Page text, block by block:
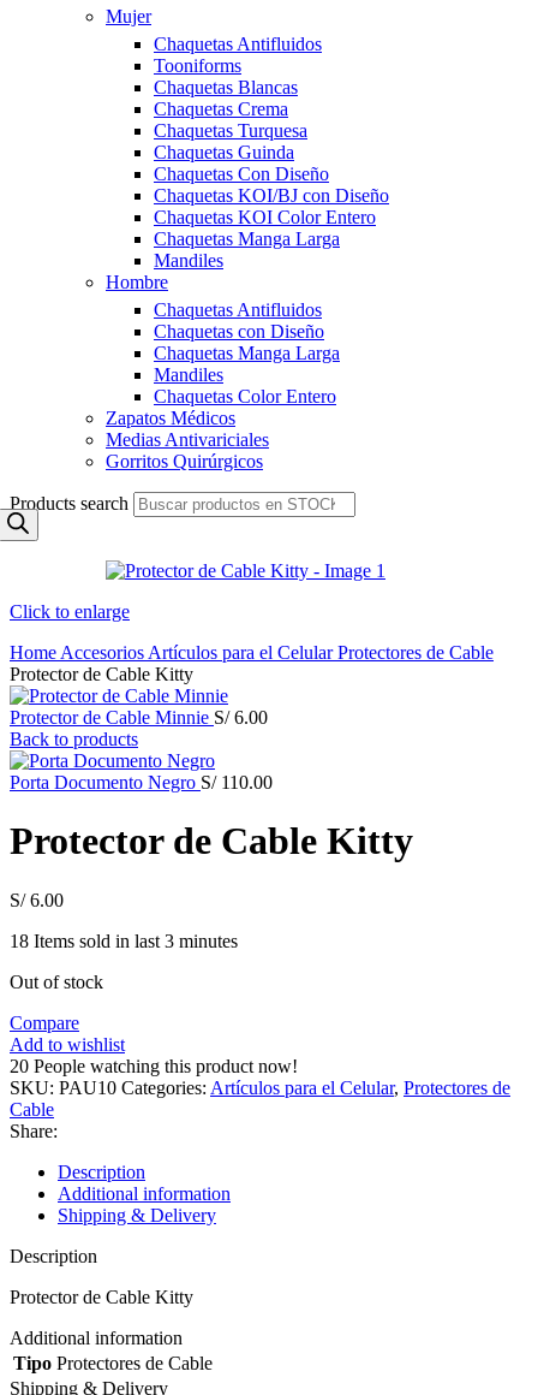
Mujer
Chaquetas Antifluidos
Tooniforms
Chaquetas Blancas
Chaquetas Crema
Chaquetas Turquesa
Chaquetas Guinda
Chaquetas Con Diseño
Chaquetas KOI/BJ con Diseño
Chaquetas KOI Color Entero
Chaquetas Manga Larga
Mandiles
Hombre
Chaquetas Antifluidos
Chaquetas con Diseño
Chaquetas Manga Larga
Mandiles
Chaquetas Color Entero
Zapatos Médicos
Medias Antivariciales
Gorritos Quirúrgicos
Products search
Click to enlarge
Home Accesorios Artículos para el CelularProtectores de Cable
Protector de Cable Kitty
Protector de Cable Minnie S/6.00
Back to products
Porta Documento Negro S/110.00
Protector de Cable Kitty
S/6.00
18 Items sold in last 3 minutes
Out of stock
Compare
Add to wishlist
20 People watching this product now!
SKU: PAU10 Categories: Artículos para el Celular, Protectores de
Cable
Share:
Description
Additional information
Shipping & Delivery
Description
Protector de Cable Kitty
Additional information
Tipo Protectores de Cable
Shipping & Delivery